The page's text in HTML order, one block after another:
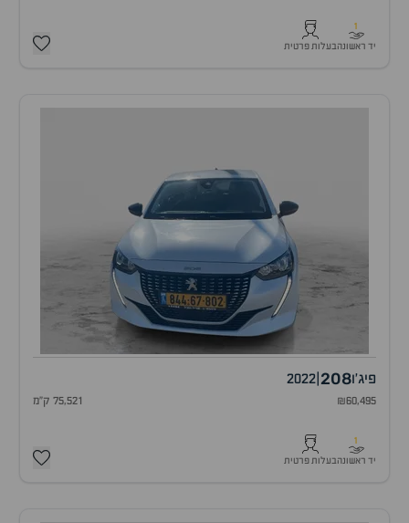
1
יד ראשונהבעלות פרטית
פיג'ו208
2022
₪60,495 75,521 ק"מ
1
יד ראשונהבעלות פרטית